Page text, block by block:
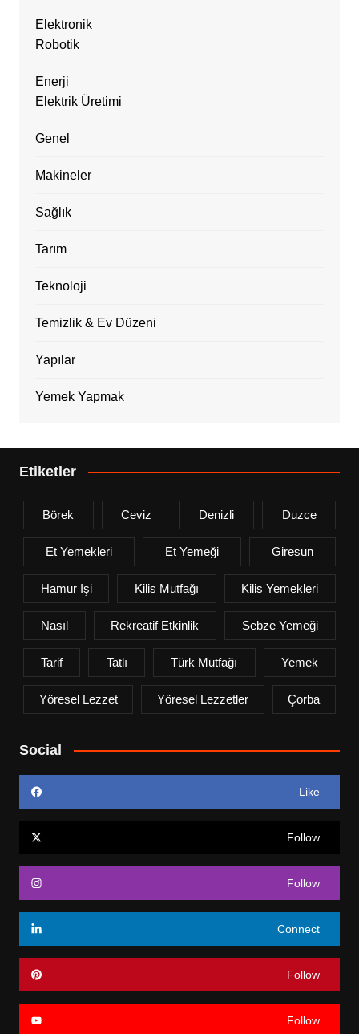
Elektronik
Robotik
Enerji
Elektrik Üretimi
Genel
Makineler
Sağlık
Tarım
Teknoloji
Temizlik & Ev Düzeni
Yapılar
Yemek Yapmak
Etiketler
Börek Ceviz Denizli Duzce
Et Yemekleri Et Yemeği Giresun
Hamur Işi Kilis Mutfağı Kilis Yemekleri
Nasıl Rekreatif Etkinlik Sebze Yemeği
Tarif Tatlı Türk Mutfağı Yemek
Yöresel Lezzet Yöresel Lezzetler Çorba
Social
Like
Follow
Follow
Connect
Follow
Follow